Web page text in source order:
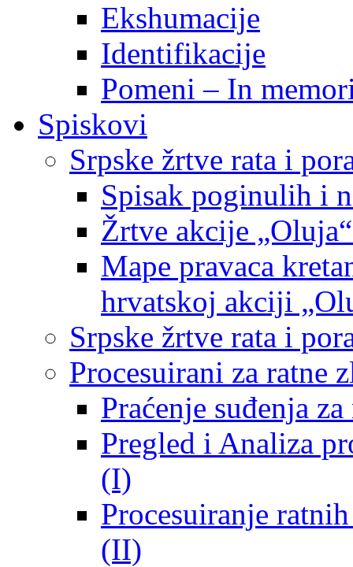
Ekshumacije
Identifikacije
Pomeni – In
Spiskovi
Srpske žrtve rata i
Spisak poginulih i
Žrtve akcije
Mape pravaca
hrvatskoj akciji
Srpske žrtve rata i
Procesuirani za ratne
Praćenje suđenja
Pregled i Analiza
(I)
Procesuiranje
(II)